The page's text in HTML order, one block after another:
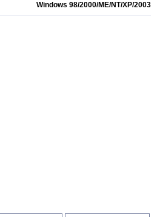
Windows 98/2000/ME/NT/XP/2003